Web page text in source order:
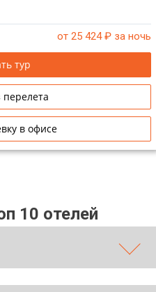
от 25 424₽ за ночь
тур
в офисе
10 отелей